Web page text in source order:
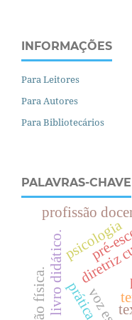
INFORMAÇÕES
Para Leitores
Para Autores
Para Bibliotecários
PALAVRAS-CHAVE
diretriz
livro didático.
.
pré-
psicologia
profissão